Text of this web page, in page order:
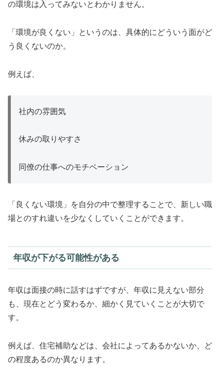
の環境は入ってみないとわかりません。
「環境が良くない」というのは、具体的にどういう面がど
う良くないのか。
例えば、
社内の雰囲気
休みの取りやすさ
同僚の仕事へのモチベーション
「良くない環境」を自分の中で整理することで、新しい職
場とのすれ違いを少なくしていくことができます。
年収が下がる可能性がある
年収は面接の時に話すはずですが、年収に見えない部分
も、現在とどう変わるか、細かく見ていくことが大切で
す。
例えば、住宅補助などは、会社によってあるかないか、ど
の程度あるのか異なります。